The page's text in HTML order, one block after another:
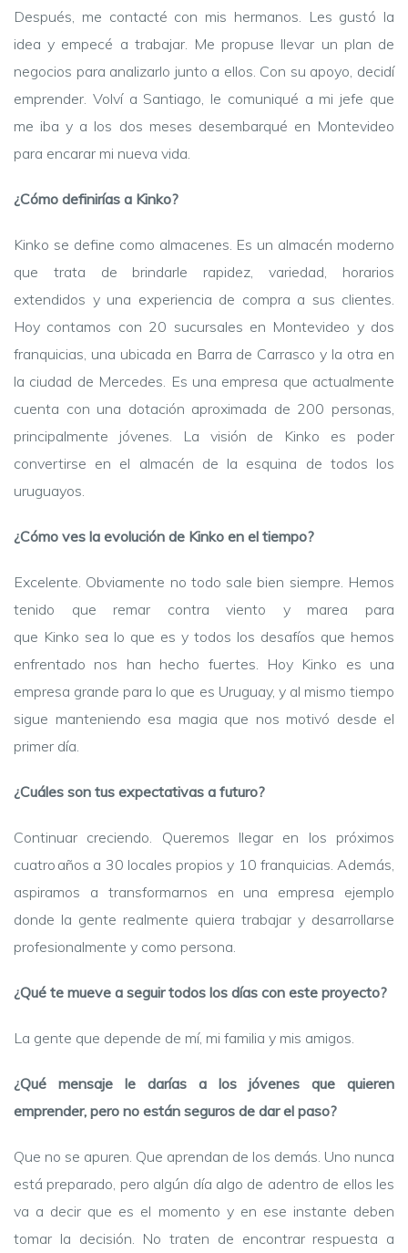
Después, me contacté con mis hermanos. Les gustó la
idea y empecé a trabajar. Me propuse llevar un plan de
negocios para analizarlo junto a ellos. Con su apoyo, decidí
emprender. Volví a Santiago, le comuniqué a mi jefe que
me iba y a los dos meses desembarqué en Montevideo
para encarar mi nueva vida.
¿Cómo definirías a Kinko?
Kinko se define como almacenes. Es un almacén moderno
que trata de brindarle rapidez, variedad, horarios
extendidos y una experiencia de compra a sus clientes.
Hoy contamos con 20 sucursales en Montevideo y dos
franquicias, una ubicada en Barra de Carrasco y la otra en
la ciudad de Mercedes. Es una empresa que actualmente
cuenta con una dotación aproximada de 200 personas,
principalmente jóvenes. La visión de Kinko es poder
convertirse en el almacén de la esquina de todos los
uruguayos.
¿Cómo ves la evolución de Kinko en el tiempo?
Excelente. Obviamente no todo sale bien siempre. Hemos
tenido que remar contra viento y marea para
que Kinko sea lo que es y todos los desafíos que hemos
enfrentado nos han hecho fuertes. Hoy Kinko es una
empresa grande para lo que es Uruguay, y al mismo tiempo
sigue manteniendo esa magia que nos motivó desde el
primer día.
¿Cuáles son tus expectativas a futuro?
Continuar creciendo. Queremos llegar en los próximos
cuatro años a 30 locales propios y 10 franquicias. Además,
aspiramos a transformarnos en una empresa ejemplo
donde la gente realmente quiera trabajar y desarrollarse
profesionalmente y como persona.
¿Qué te mueve a seguir todos los días con este proyecto?
La gente que depende de mí, mi familia y mis amigos.
¿Qué mensaje le darías a los jóvenes que quieren
emprender, pero no están seguros de dar el paso?
Que no se apuren. Que aprendan de los demás. Uno nunca
está preparado, pero algún día algo de adentro de ellos les
va a decir que es el momento y en ese instante deben
tomar la decisión. No traten de encontrar respuesta a